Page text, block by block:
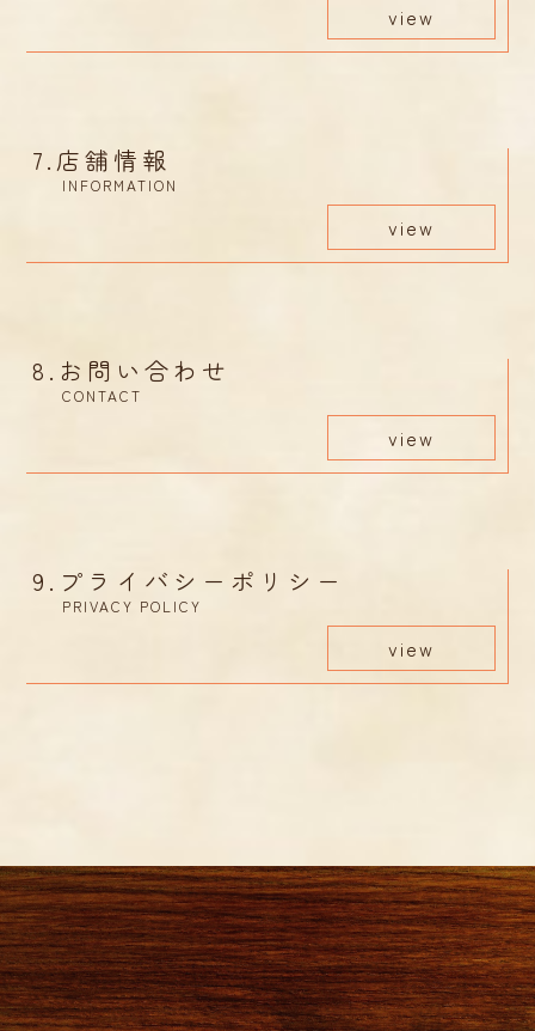
view
7. 店舗情報
INFORMATION
view
8. お問い合わせ
CONTACT
view
9. プライバシーポリシー
PRIVACY POLICY
view